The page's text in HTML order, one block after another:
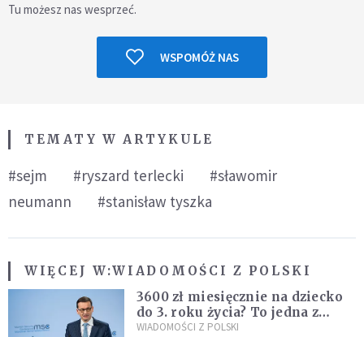
Tu możesz nas wesprzeć.
WSPOMÓŻ NAS
TEMATY W ARTYKULE
#sejm #ryszard terlecki
#sławomir
neumann
#stanisław tyszka
WIĘCEJ W:WIADOMOŚCI Z POLSKI
3600 zł miesięcznie na dziecko
do 3. roku życia? To jedna z
propozycji programu "Rozwój
WIADOMOŚCI Z POLSKI